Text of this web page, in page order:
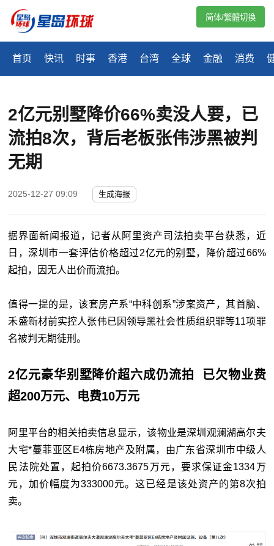
首页 快讯 时事 香港 台湾 全球 金融 消费
简体/繁體切換
2亿元别墅降价66%卖没人要，已
流拍8次，背后老板张伟涉黑被判
无期
2025-12-27 09:09 生成海报
据界面新闻报道，记者从阿里资产司法拍卖平台获悉，近
日，深圳市一套评估价格超过2亿元的别墅，降价超过66%
起拍，因无人出价而流拍。
值得一提的是，该套房产系“中科创系”涉案资产，其首脑、
禾盛新材前实控人张伟已因领导黑社会性质组织罪等11项罪
名被判无期徒刑。
2亿元豪华别墅降价超六成仍流拍
已欠物业费
超200万元、电费10万元
阿里平台的相关拍卖信息显示，该物业是深圳观澜湖高尔夫
大宅*蔓菲亚区E4栋房地产及附属，由广东省深圳市中级人
民法院处置，起拍价6673.3675万元，要求保证金1334万
元，加价幅度为333000元。这已经是该处资产的第8次拍
卖。